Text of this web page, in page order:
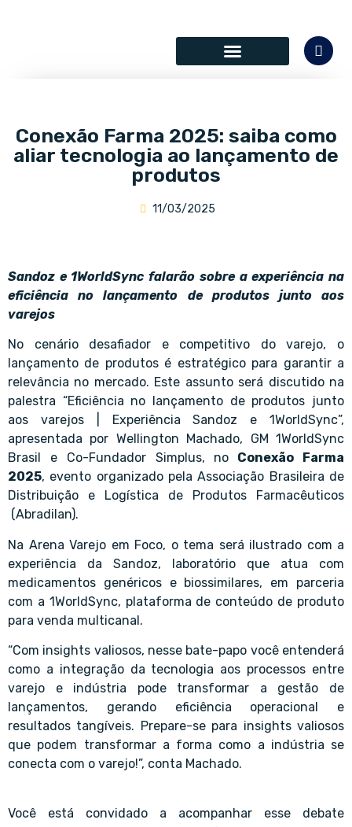
Conexão Farma 2025: saiba como
aliar tecnologia ao lançamento de
produtos
11/03/2025
Sandoz e 1WorldSync falarão sobre a experiência na
eficiência no lançamento de produtos junto aos
varejos
No cenário desafiador e competitivo do varejo, o
lançamento de produtos é estratégico para garantir a
relevância no mercado. Este assunto será discutido na
palestra “Eficiência no lançamento de produtos junto
aos varejos | Experiência Sandoz e 1WorldSync”,
apresentada por Wellington Machado, GM 1WorldSync
Brasil e Co-Fundador Simplus, no Conexão Farma
2025, evento organizado pela Associação Brasileira de
Distribuição e Logística de Produtos Farmacêuticos
(Abradilan).
Na Arena Varejo em Foco, o tema será ilustrado com a
experiência da Sandoz, laboratório que atua com
medicamentos genéricos e biossimilares, em parceria
com a 1WorldSync, plataforma de conteúdo de produto
para venda multicanal.
“Com insights valiosos, nesse bate-papo você entenderá
como a integração da tecnologia aos processos entre
varejo e indústria pode transformar a gestão de
lançamentos, gerando eficiência operacional e
resultados tangíveis. Prepare-se para insights valiosos
que podem transformar a forma como a indústria se
conecta com o varejo!”, conta Machado.
Você está convidado a acompanhar esse debate